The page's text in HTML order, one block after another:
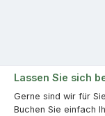
Lassen Sie sich
Gerne sind wir für
Buchen Sie einfach